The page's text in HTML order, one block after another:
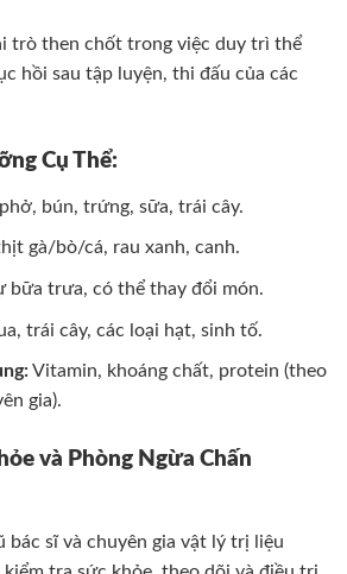
trò then chốt trong việc duy trì thể
hồi sau tập luyện, thi đấu của các
Cụ Thể:
bún, trứng, sữa, trái cây.
gà/bò/cá, rau xanh, canh.
bữa trưa, có thể thay đổi món.
trái cây, các loại hạt, sinh tố.
Vitamin, khoáng chất, protein (theo
gia).
và Phòng Ngừa Chấn
sĩ và chuyên gia vật lý trị liệu